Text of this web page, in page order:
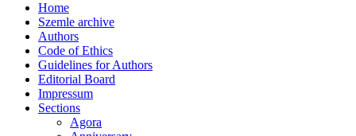
Home
Szemle archive
Authors
Code of Ethics
Guidelines for Authors
Editorial Board
Impressum
Sections
Agora